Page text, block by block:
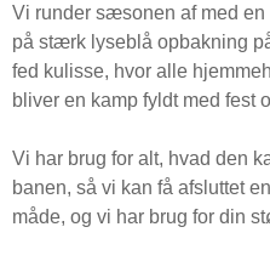
Vi runder sæsonen af med en
på stærk lyseblå opbakning
fed kulisse, hvor alle
bliver en kamp fyldt med fest
Vi har brug for alt, hvad den
banen, så vi kan få afsluttet
måde, og vi har brug for din